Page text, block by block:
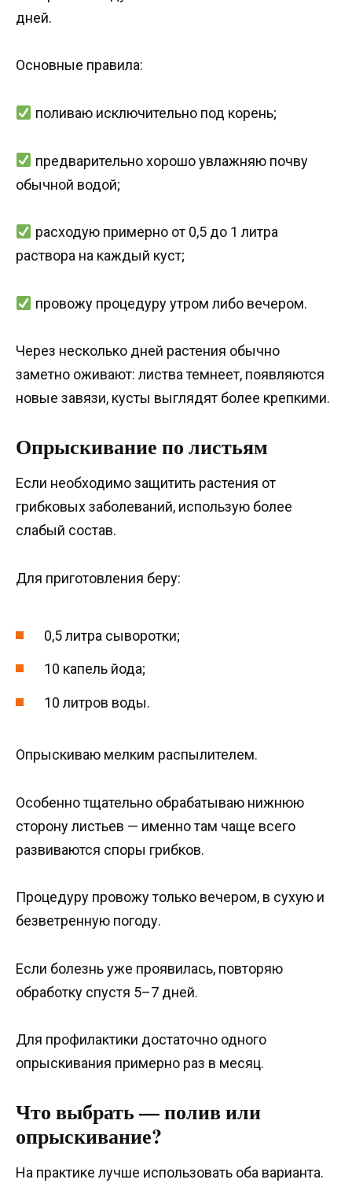
дней.
Основные правила:
поливаю исключительно под корень;
предварительно хорошо увлажняю почву
обычной водой;
расходую примерно от 0,5 до 1 литра
раствора на каждый куст;
провожу процедуру утром либо вечером.
Через несколько дней растения обычно
заметно оживают: листва темнеет, появляются
новые завязи, кусты выглядят более крепкими.
Опрыскивание по листьям
Если необходимо защитить растения от
грибковых заболеваний, использую более
слабый состав.
Для приготовления беру:
0,5 литра сыворотки;
10 капель йода;
10 литров воды.
Опрыскиваю мелким распылителем.
Особенно тщательно обрабатываю нижнюю
сторону листьев — именно там чаще всего
развиваются споры грибков.
Процедуру провожу только вечером, в сухую и
безветренную погоду.
Если болезнь уже проявилась, повторяю
обработку спустя 5–7 дней.
Для профилактики достаточно одного
опрыскивания примерно раз в месяц.
Что выбрать — полив или
опрыскивание?
На практике лучше использовать оба варианта.